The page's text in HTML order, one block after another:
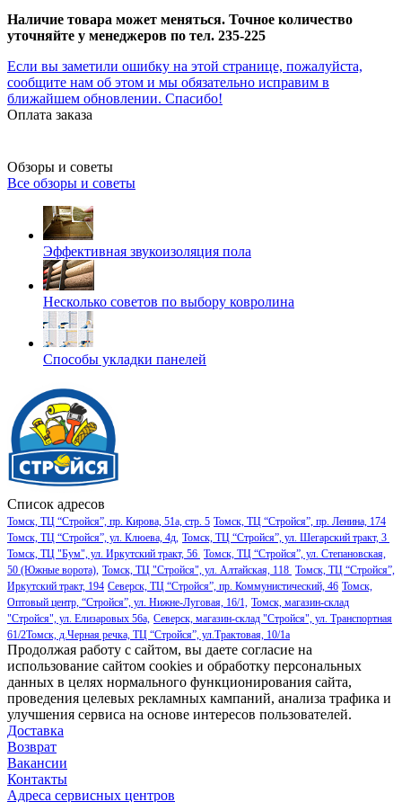
Наличие товара может меняться. Точное количество
уточняйте у менеджеров по тел. 235-225
Если вы заметили ошибку на этой странице, пожалуйста,
сообщите нам об этом и мы обязательно исправим в
ближайшем обновлении. Спасибо!
Оплата заказа
Обзоры и советы
Все обзоры и советы
Эффективная звукоизоляция пола
Несколько советов по выбору ковролина
Способы укладки панелей
Список адресов
Томск, ТЦ “Стройся”, пр. Кирова, 51а, стр. 5 Томск, ТЦ “Стройся”, пр. Ленина, 174
Томск, ТЦ “Стройся”, ул. Клюева, 4д, Томск, ТЦ “Стройся”, ул. Шегарский тракт, 3
Томск, ТЦ "Бум", ул. Иркутский тракт, 56 Томск, ТЦ “Стройся”, ул. Степановская,
50 (Южные ворота), Томск, ТЦ "Стройся", ул. Алтайская, 118 Томск, ТЦ “Стройся”,
Иркутский тракт, 194 Северск, ТЦ “Стройся”, пр. Коммунистический, 46 Томск,
Оптовый центр, “Стройся”, ул. Нижне-Луговая, 16/1, Томск, магазин-склад
"Стройся", ул. Елизаровых 56а, Северск, магазин-склад "Стройся", ул. Транспортная
61/2Томск, д.Черная речка, ТЦ “Стройся”, ул.Трактовая, 10/1а
Продолжая работу с сайтом, вы даете согласие на
использование сайтом cookies и обработку персональных
данных в целях нормального функционирования сайта,
проведения целевых рекламных кампаний, анализа трафика и
улучшения сервиса на основе интересов пользователей.
Доставка
Возврат
Вакансии
Контакты
Адреса сервисных центров